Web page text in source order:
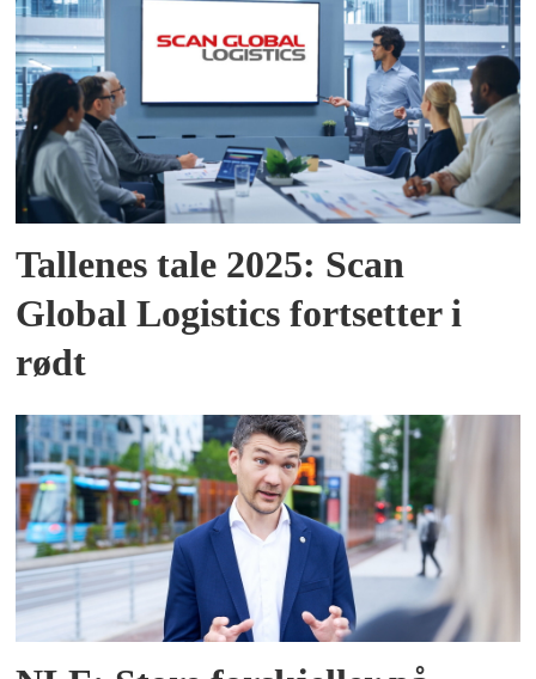
Tallenes tale 2025: Scan
Global Logistics fortsetter i
rødt